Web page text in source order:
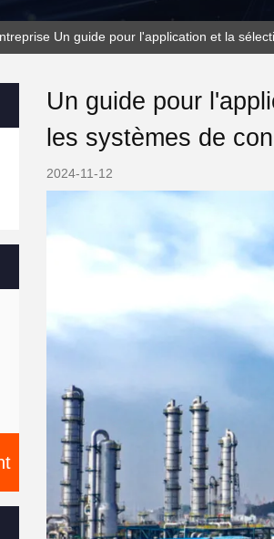
Un guide pour l'application et la
Un guide pour
les systèmes de
2024-11-12